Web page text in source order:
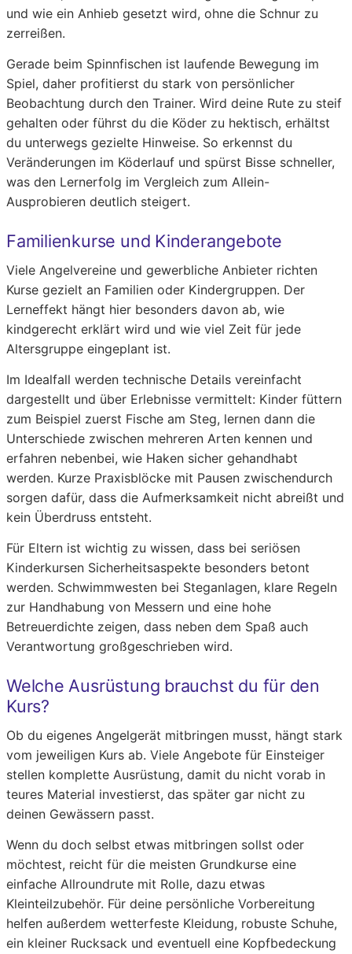
und wie ein Anhieb gesetzt wird, ohne die Schnur zu
zerreißen.
Gerade beim Spinnfischen ist laufende Bewegung im
Spiel, daher profitierst du stark von persönlicher
Beobachtung durch den Trainer. Wird deine Rute zu steif
gehalten oder führst du die Köder zu hektisch, erhältst
du unterwegs gezielte Hinweise. So erkennst du
Veränderungen im Köderlauf und spürst Bisse schneller,
was den Lernerfolg im Vergleich zum Allein-
Ausprobieren deutlich steigert.
Familienkurse und Kinderangebote
Viele Angelvereine und gewerbliche Anbieter richten
Kurse gezielt an Familien oder Kindergruppen. Der
Lerneffekt hängt hier besonders davon ab, wie
kindgerecht erklärt wird und wie viel Zeit für jede
Altersgruppe eingeplant ist.
Im Idealfall werden technische Details vereinfacht
dargestellt und über Erlebnisse vermittelt: Kinder füttern
zum Beispiel zuerst Fische am Steg, lernen dann die
Unterschiede zwischen mehreren Arten kennen und
erfahren nebenbei, wie Haken sicher gehandhabt
werden. Kurze Praxisblöcke mit Pausen zwischendurch
sorgen dafür, dass die Aufmerksamkeit nicht abreißt und
kein Überdruss entsteht.
Für Eltern ist wichtig zu wissen, dass bei seriösen
Kinderkursen Sicherheitsaspekte besonders betont
werden. Schwimmwesten bei Steganlagen, klare Regeln
zur Handhabung von Messern und eine hohe
Betreuerdichte zeigen, dass neben dem Spaß auch
Verantwortung großgeschrieben wird.
Welche Ausrüstung brauchst du für den
Kurs?
Ob du eigenes Angelgerät mitbringen musst, hängt stark
vom jeweiligen Kurs ab. Viele Angebote für Einsteiger
stellen komplette Ausrüstung, damit du nicht vorab in
teures Material investierst, das später gar nicht zu
deinen Gewässern passt.
Wenn du doch selbst etwas mitbringen sollst oder
möchtest, reicht für die meisten Grundkurse eine
einfache Allroundrute mit Rolle, dazu etwas
Kleinteilzubehör. Für deine persönliche Vorbereitung
helfen außerdem wetterfeste Kleidung, robuste Schuhe,
ein kleiner Rucksack und eventuell eine Kopfbedeckung